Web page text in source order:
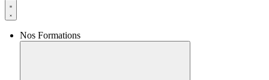
Nos Formations